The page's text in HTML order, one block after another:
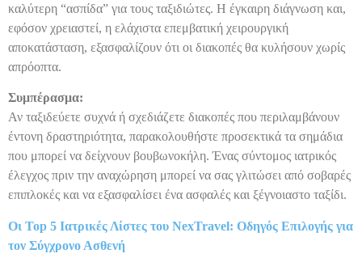
καλύτερη “ασπίδα” για τους ταξιδιώτες. Η έγκαιρη διάγνωση και,
εφόσον χρειαστεί, η ελάχιστα επεμβατική χειρουργική
αποκατάσταση, εξασφαλίζουν ότι οι διακοπές θα κυλήσουν χωρίς
απρόοπτα.
Συμπέρασμα:
Αν ταξιδεύετε συχνά ή σχεδιάζετε διακοπές που περιλαμβάνουν
έντονη δραστηριότητα, παρακολουθήστε προσεκτικά τα σημάδια
που μπορεί να δείχνουν βουβωνοκήλη. Ένας σύντομος ιατρικός
έλεγχος πριν την αναχώρηση μπορεί να σας γλιτώσει από σοβαρές
επιπλοκές και να εξασφαλίσει ένα ασφαλές και ξέγνοιαστο ταξίδι.
Οι Top 5 Ιατρικές Λίστες του NexTravel: Οδηγός Επιλογής για
τον Σύγχρονο Ασθενή